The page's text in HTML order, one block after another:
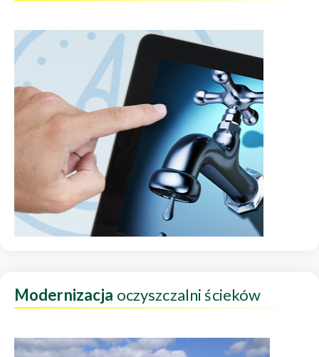
Modernizacja oczyszczalni ścieków